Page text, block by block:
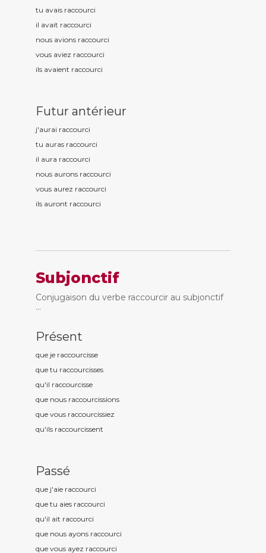
tu avais raccourci
il avait raccourci
nous avions raccourci
vous aviez raccourci
ils avaient raccourci
Futur antérieur
j'aurai raccourci
tu auras raccourci
il aura raccourci
nous aurons raccourci
vous aurez raccourci
ils auront raccourci
Subjonctif
Conjugaison du verbe raccourcir au subjonctif
...
Présent
que je raccourcisse
que tu raccourcisses
qu'il raccourcisse
que nous raccourcissions
que vous raccourcissiez
qu'ils raccourcissent
Passé
que j'aie raccourci
que tu aies raccourci
qu'il ait raccourci
que nous ayons raccourci
que vous ayez raccourci